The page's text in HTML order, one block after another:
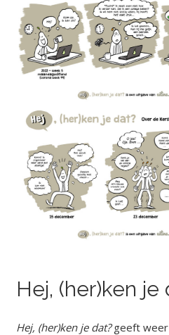
Hej, (her)ken je
Hej, (her)ken je dat?geeft weer